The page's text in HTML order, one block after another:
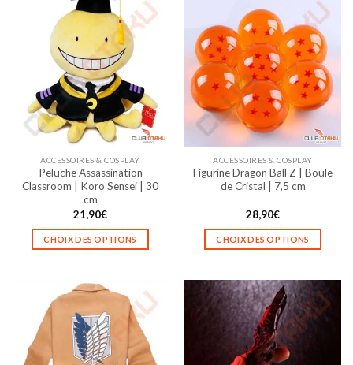
plusieurs
variations.
options
peuvent
être
choisies
sur
page
produit
plusieurs
variations.
Les
options
peuvent
être
choisies
sur
la
page
du
ACCESSOIRES & COSPLAY
Peluche Assassination
Classroom | Koro Sensei | 30
cm
21,90€
CHOIX DES OPTIONS
a
plusieurs
variations.
Les
options
ACCESSOIRES & COSPLAY
Figurine Dragon Ball Z | Boule
de Cristal | 7,5 cm
28,90€
CHOIX DES OPTIONS
a
plusieurs
variations.
Les
options